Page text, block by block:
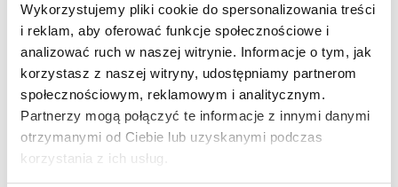
Wykorzystujemy pliki cookie do spersonalizowania treści
i reklam, aby oferować funkcje społecznościowe i
analizować ruch w naszej witrynie. Informacje o tym, jak
korzystasz z naszej witryny, udostępniamy partnerom
społecznościowym, reklamowym i analitycznym.
Partnerzy mogą połączyć te informacje z innymi danymi
otrzymanymi od Ciebie lub uzyskanymi podczas
korzystania z ich usług.
Brak danych